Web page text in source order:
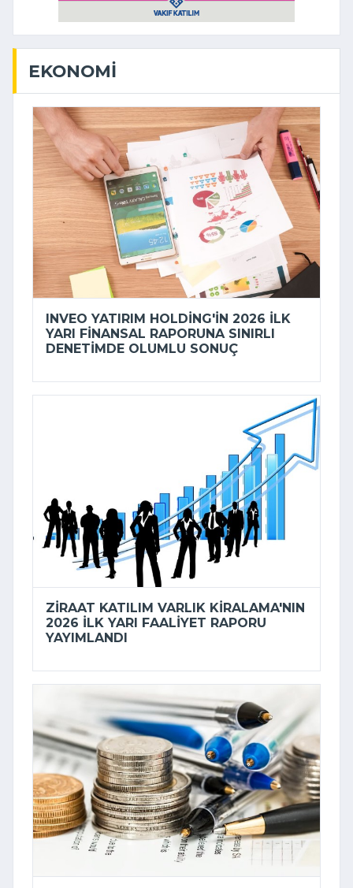
EKONOMI
INVEO YATIRIM HOLDING'IN 2026 ILK
YARI FINANSAL RAPORUNA SINIRLI
DENETIMDE OLUMLU SONUÇ
ZIRAAT KATILIM VARLIK KIRALAMA'NIN
2026 ILK YARI FAALIYET RAPORU
YAYIMLANDI